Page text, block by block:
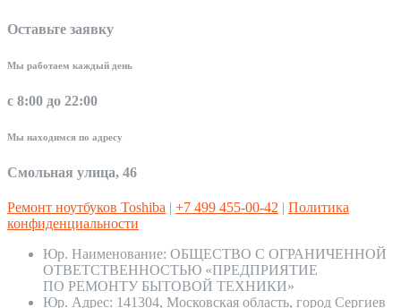
Оставьте заявку
Мы работаем каждый день
с 8:00 до 22:00
Мы находимся по адресу
Смольная улица, 46
Ремонт ноутбуков Toshiba | +7 499 455-00-42 | Политика
конфиденциальности
Юр. Наименование: ОБЩЕСТВО С ОГРАНИЧЕННОЙ
ОТВЕТСТВЕННОСТЬЮ «ПРЕДПРИЯТИЕ
ПО РЕМОНТУ БЫТОВОЙ ТЕХНИКИ»
Юр. Адрес: 141304, Московская область, город Сергиев